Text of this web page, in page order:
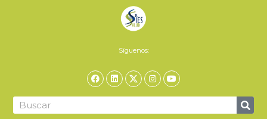
Síguenos: